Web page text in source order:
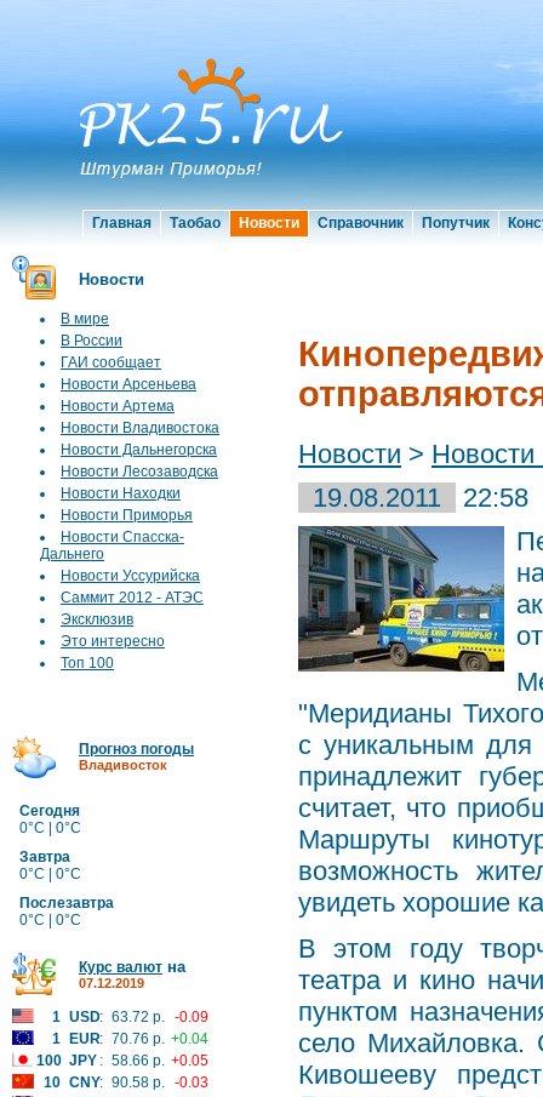
Главная Таобао Новости Справочник Попутчик
Новости
В мире
В России
ГАИ сообщает
Новости Арсеньева
Новости Артема
Новости Владивостока
Новости Дальнегорска
Новости Лесозаводска
Новости Находки
Новости Приморья
Новости Спасска-
Дальнего
Новости Уссурийска
Саммит 2012 - АТЭС
Эксклюзив
Это интересно
Топ 100
Прогноз погоды
Владивосток
Сегодня
0°C | 0°C
Завтра
0°C | 0°C
Послезавтра
0°C | 0°C
Курс валют на
07.12.2019
1 USD: 63.72 р. -0.09
1
EUR: 70.76 р. +0.04
100 JPY : 58.66 р. +0.05
10 CNY: 90.58 р. -0.03
Новости >
19.08.2011
22:58
"Меридианы
с уникальным для
принадлежит
считает, что
Маршруты
возможность
увидеть хорошие
В этом году
театра и кино
пунктом
село
Кивошееву